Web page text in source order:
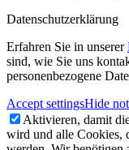
Datenschutzerklärung
Erfahren Sie in unserer
sind, wie Sie uns
personenbezogene
Accept settingsHide
Aktivieren, damit
wird und alle Cookies,